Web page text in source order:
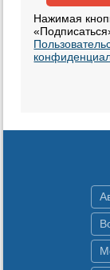
Нажимая